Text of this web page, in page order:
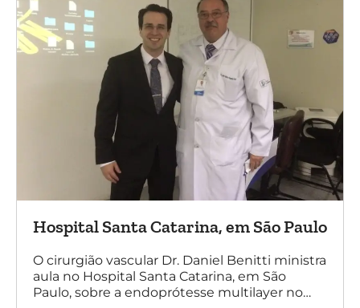
Hospital Santa Catarina, em São Paulo
O cirurgião vascular Dr. Daniel Benitti ministra
aula no Hospital Santa Catarina, em São
Paulo, sobre a endoprótesse multilayer no